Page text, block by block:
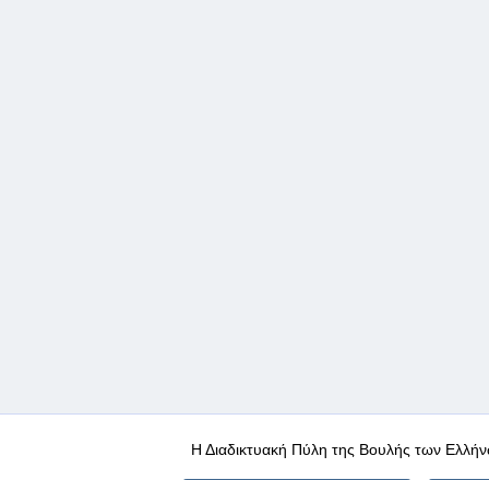
Η Διαδικτυακή Πύλη της Βουλής των